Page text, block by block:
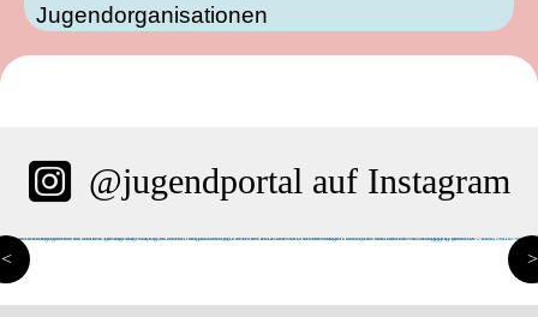
Jugendorganisationen
@jugendportal auf Instagram
< >